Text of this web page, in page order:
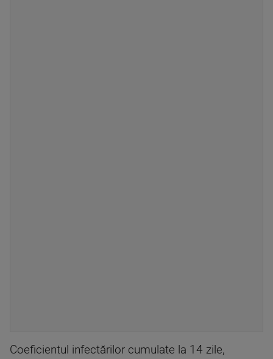
Coeficientul infectărilor cumulate la 14 zile,